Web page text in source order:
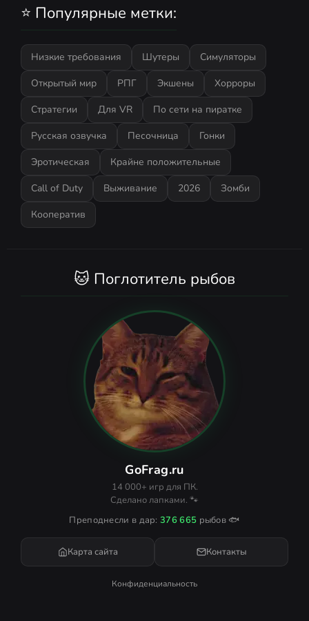
⭐ Популярные метки:
Низкие требования Шутеры
Симуляторы
Открытый мир
РПГ Экшены
Хорроры
Стратегии
Для VR
По сети на пиратке
Русская озвучка
Песочница
Гонки
Эротическая
Крайне положительные
Call of Duty
Выживание 2026
Зомби
Кооператив
🐱 Поглотитель рыбов
GoFrag.ru
14 000+ игр для ПК.
Сделано лапками. 🐾
Преподнесли в дар:376 665 рыбов 🐟
Карта сайта Контакты
Конфиденциальность